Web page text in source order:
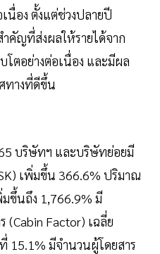
นื่อง ตั้งแต่ช่วงปลายปี
คัญที่ส่งผลให้รายได้จาก
โตอย่างต่อเนื่อง และมีผล
ทางที่ดีขึ้น
บริษัทฯ และบริษัทย่อยมี
เพิ่มขึ้น 366.6% ปริมาณ
มขึ้นถึง 1,766.9% มี
(Cabin Factor) เฉลี่ย
15.1% มีจำนวนผู้โดยสาร